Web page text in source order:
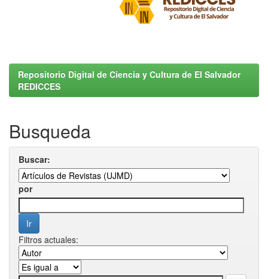
Repositorio Digital de Ciencia y Cultura de El Salvador
REDICCES
Busqueda
Buscar:
por
Filtros actuales: